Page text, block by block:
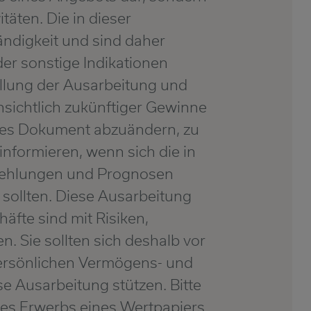
Die in dieser
und sind daher
sonstige Indikationen
der Ausarbeitung und
zukünftiger Gewinne
Dokument abzuändern, zu
wenn sich die in
und Prognosen
Diese Ausarbeitung
sind mit Risiken,
Sie sollten sich deshalb vor
Vermögens- und
Ausarbeitung stützen. Bitte